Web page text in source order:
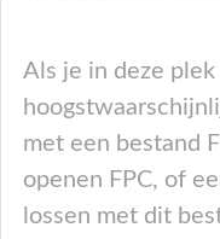
Als je in deze
met een bestand
openen FPC, of
lossen met dit